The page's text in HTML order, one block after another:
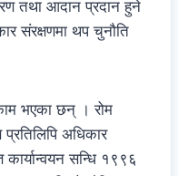
तथा आदान प्रदान हुने
संरक्षणमा थप चुनौति
काम भएका छन् । रोम
प्रतिलिपि अधिकार
कार्यान्वयन सन्धि १९९६